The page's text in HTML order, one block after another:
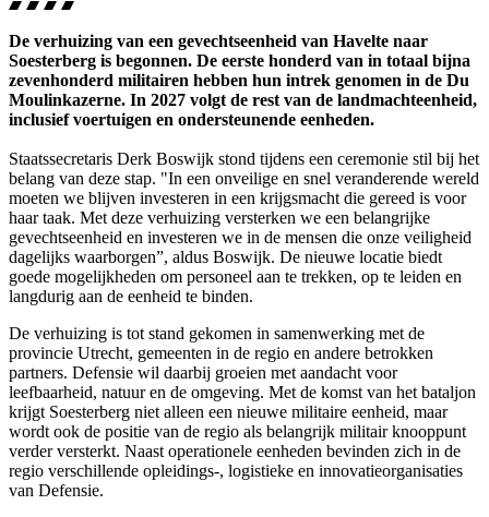
De verhuizing van een gevechtseenheid van Havelte naar
Soesterberg is begonnen. De eerste honderd van in totaal bijna
zevenhonderd militairen hebben hun intrek genomen in de Du
Moulinkazerne. In 2027 volgt de rest van de landmachteenheid,
inclusief voertuigen en ondersteunende eenheden.
Staatssecretaris Derk Boswijk stond tijdens een ceremonie stil bij het
belang van deze stap. "In een onveilige en snel veranderende wereld
moeten we blijven investeren in een krijgsmacht die gereed is voor
haar taak. Met deze verhuizing versterken we een belangrijke
gevechtseenheid en investeren we in de mensen die onze veiligheid
dagelijks waarborgen”, aldus Boswijk. De nieuwe locatie biedt
goede mogelijkheden om personeel aan te trekken, op te leiden en
langdurig aan de eenheid te binden.
De verhuizing is tot stand gekomen in samenwerking met de
provincie Utrecht, gemeenten in de regio en andere betrokken
partners. Defensie wil daarbij groeien met aandacht voor
leefbaarheid, natuur en de omgeving. Met de komst van het bataljon
krijgt Soesterberg niet alleen een nieuwe militaire eenheid, maar
wordt ook de positie van de regio als belangrijk militair knooppunt
verder versterkt. Naast operationele eenheden bevinden zich in de
regio verschillende opleidings-, logistieke en innovatieorganisaties
van Defensie.